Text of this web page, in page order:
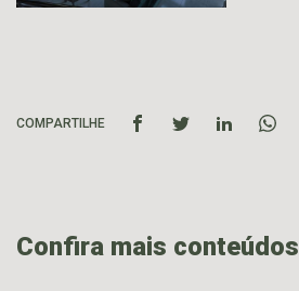
COMPARTILHE
Confira mais conteúdos